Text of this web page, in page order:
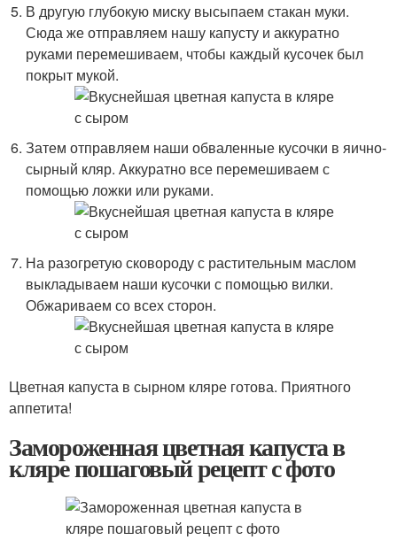
В другую глубокую миску высыпаем стакан муки.
Сюда же отправляем нашу капусту и аккуратно
руками перемешиваем, чтобы каждый кусочек был
покрыт мукой.
Затем отправляем наши обваленные кусочки в яично-
сырный кляр. Аккуратно все перемешиваем с
помощью ложки или руками.
На разогретую сковороду с растительным маслом
выкладываем наши кусочки с помощью вилки.
Обжариваем со всех сторон.
Цветная капуста в сырном кляре готова. Приятного
аппетита!
Замороженная цветная капуста в
кляре пошаговый рецепт с фото